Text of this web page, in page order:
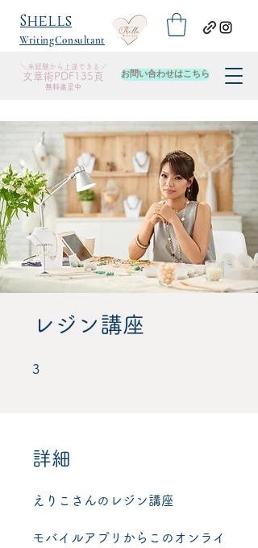
WritingConsultant
＼未経験から上達できる／
​文章術PDF135頁
無料進呈中
お問い合わせはこちら
​Shells
レジン講座
3
詳細
えりこさんのレジン講座
モバイルアプリからこのオンライ